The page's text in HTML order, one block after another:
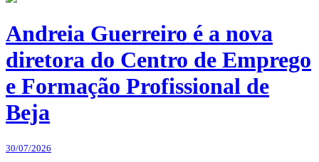
Andreia Guerreiro é a nova
diretora do Centro de Emprego
e Formação Profissional de
Beja
30/07/2026